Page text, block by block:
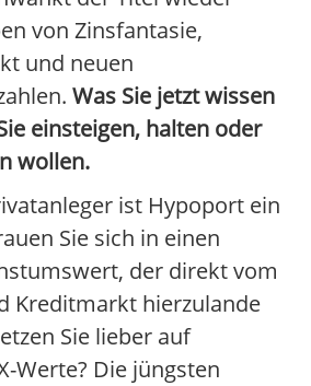
von Zinsfantasie,
und neuen
Was Sie jetzt wissen
einsteigen, halten oder
wollen.
ist Hypoport ein
Sie sich in einen
der direkt vom
Kreditmarkt hierzulande
Sie lieber auf
Werte? Die jüngsten